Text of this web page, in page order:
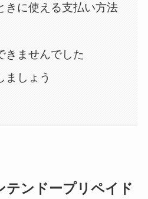
きに使える支払い方法
きませんでした
ましょう
テンドープリペイド